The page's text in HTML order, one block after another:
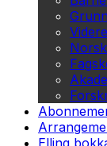
Elling